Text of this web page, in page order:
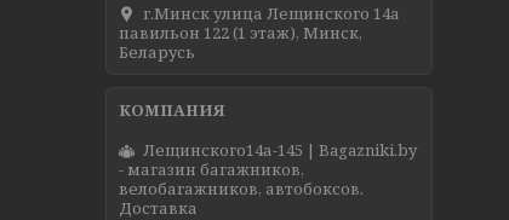
г.Минск улица Лещинского 14а
павильон 122 (1 этаж), Минск,
Беларусь
Лещинского14а-145 | Bagazniki.by
- магазин багажников,
велобагажников, автобоксов.
Доставка